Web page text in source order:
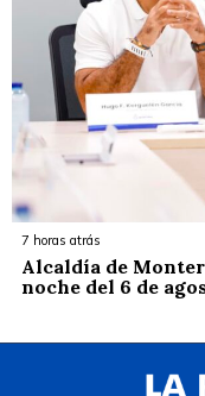
7 horas atrás
Alcaldía de
noche del 6 de